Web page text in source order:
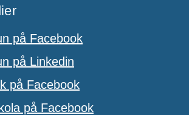
på Facebook
på Linkedin
på Facebook
på Facebook